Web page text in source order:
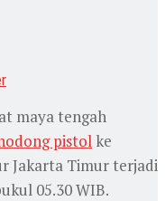
maya tengah
pistol ke
Jakarta Timur terjadi
05.30 WIB.